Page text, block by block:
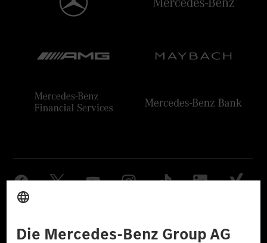
Datenschutz Lizenzhinweise Dritter Barrierefreiheit